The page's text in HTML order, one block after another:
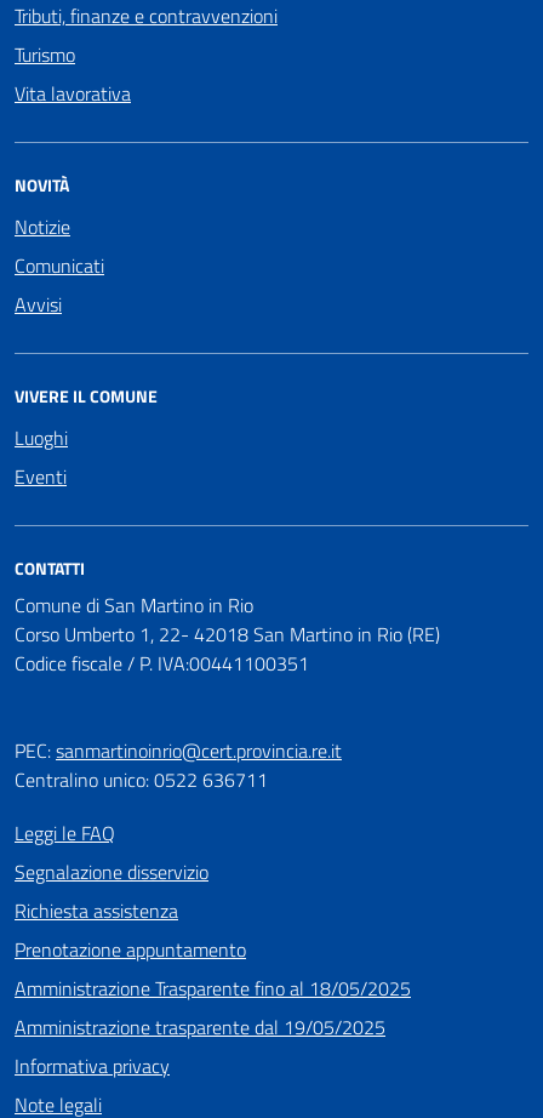
Tributi, finanze e contravvenzioni
Turismo
Vita lavorativa
NOVITÀ
Notizie
Comunicati
Avvisi
VIVERE IL COMUNE
Luoghi
Eventi
CONTATTI
Comune di San Martino in Rio
Corso Umberto 1, 22- 42018 San Martino in Rio (RE)
Codice fiscale / P. IVA:00441100351
PEC:sanmartinoinrio@cert.provincia.re.it
Centralino unico: 0522 636711
Leggi le FAQ
Segnalazione disservizio
Richiesta assistenza
Prenotazione appuntamento
Amministrazione Trasparente fino al 18/05/2025
Amministrazione trasparente dal 19/05/2025
Informativa privacy
Note legali